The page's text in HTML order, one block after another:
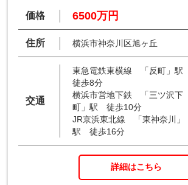
価格 6500万円
住所 横浜市神奈川区旭ヶ丘
交通
東急電鉄東横線 「反町」駅
徒歩8分
横浜市営地下鉄 「三ツ沢下
町」駅 徒歩10分
JR京浜東北線 「東神奈川」
駅 徒歩16分
詳細はこちら